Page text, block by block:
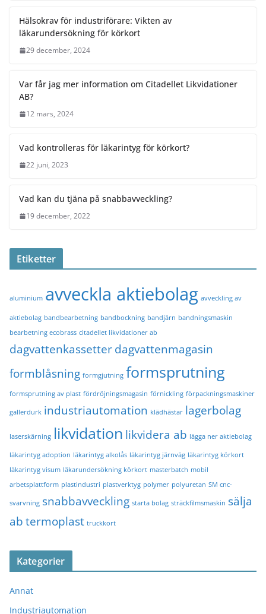
Hälsokrav för industriförare: Vikten av
läkarundersökning för körkort
29 december, 2024
Var får jag mer information om Citadellet Likvidationer
AB?
12 mars, 2024
Vad kontrolleras för läkarintyg för körkort?
22 juni, 2023
Vad kan du tjäna på snabbavveckling?
19 december, 2022
Etiketter
aluminium avveckla aktiebolag avveckling av
aktiebolag bandbearbetning bandbockning bandjärn bandningsmaskin
bearbetning ecobrass citadellet likvidationer ab
dagvattenkassetterdagvattenmagasin
formblåsning formgjutning formsprutning
formsprutning av plast fördröjningsmagasin förnickling förpackningsmaskiner
gallerdurk industriautomation klädhästar lagerbolag
laserskärning likvidation likvidera ab lägga ner aktiebolag
läkarintyg adoption läkarintyg alkolås läkarintyg järnväg läkarintyg körkort
läkarintyg visum läkarundersökning körkort masterbatch mobil
arbetsplattform plastindustri plastverktyg polymer polyuretan SM cnc-
svarvning snabbavveckling starta bolag sträckfilmsmaskin sälja
abtermoplast truckkort
Kategorier
Annat
Industriautomation